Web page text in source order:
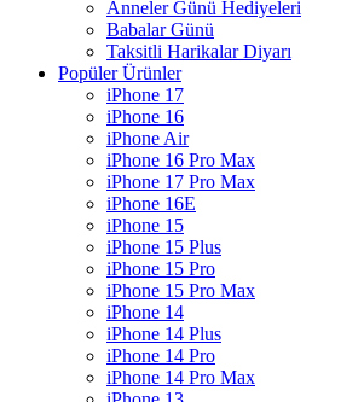
Anneler Günü Hediyeleri
Babalar Günü
Taksitli Harikalar Diyarı
Popüler Ürünler
iPhone 17
iPhone 16
iPhone Air
iPhone 16 Pro Max
iPhone 17 Pro Max
iPhone 16E
iPhone 15
iPhone 15 Plus
iPhone 15 Pro
iPhone 15 Pro Max
iPhone 14
iPhone 14 Plus
iPhone 14 Pro
iPhone 14 Pro Max